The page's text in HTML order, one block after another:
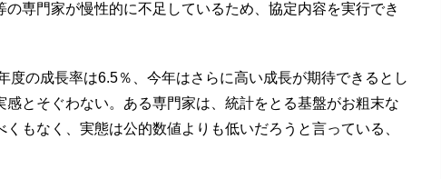
の専門家が慢性的に不足しているため、協定内容を実行でき
の成長率は6.5％、今年はさらに高い成長が期待できるとし
感とそぐわない。ある専門家は、統計をとる基盤がお粗末な
もなく、実態は公的数値よりも低いだろうと言っている、